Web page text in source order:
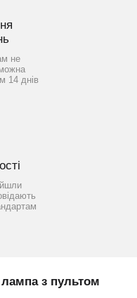
не
14 днів
з пультом